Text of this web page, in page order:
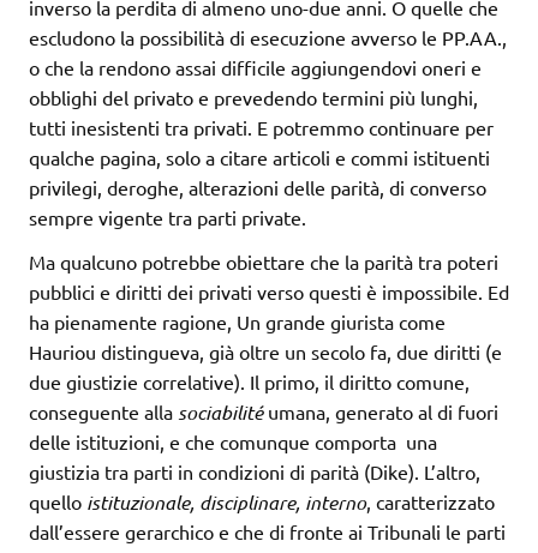
inverso la perdita di almeno uno-due anni. O quelle che
escludono la possibilità di esecuzione avverso le PP.AA.,
o che la rendono assai difficile aggiungendovi oneri e
obblighi del privato e prevedendo termini più lunghi,
tutti inesistenti tra privati. E potremmo continuare per
qualche pagina, solo a citare articoli e commi istituenti
privilegi, deroghe, alterazioni delle parità, di converso
sempre vigente tra parti private.
Ma qualcuno potrebbe obiettare che la parità tra poteri
pubblici e diritti dei privati verso questi è impossibile. Ed
ha pienamente ragione, Un grande giurista come
Hauriou distingueva, già oltre un secolo fa, due diritti (e
due giustizie correlative). Il primo, il diritto comune,
conseguente alla sociabilitéumana, generato al di fuori
delle istituzioni, e che comunque comporta una
giustizia tra parti in condizioni di parità (Dike). L’altro,
quello istituzionale, disciplinare, interno, caratterizzato
dall’essere gerarchico e che di fronte ai Tribunali le parti